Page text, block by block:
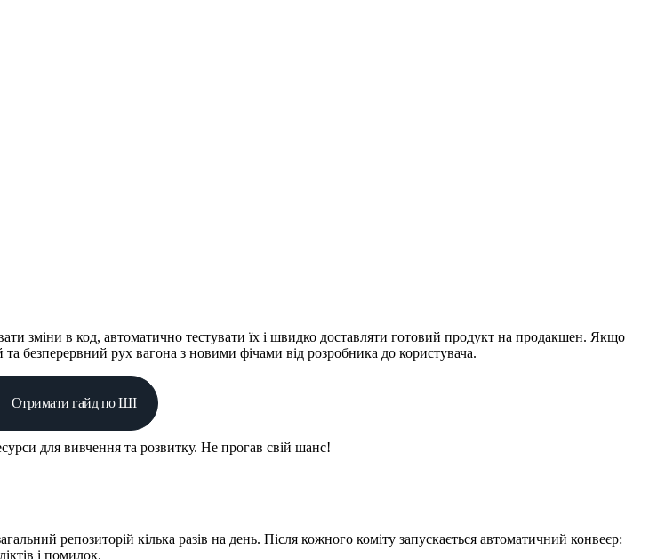
зміни в код, автоматично тестувати їх і швидко доставляти готовий продукт на продакшен. Якщо
безперервний рух вагона з новими фічами від розробника до користувача.
Отримати гайд по ШІ
для вивчення та розвитку. Не прогав свій шанс!
репозиторій кілька разів на день. Після кожного коміту запускається автоматичний конвеєр:
і помилок.